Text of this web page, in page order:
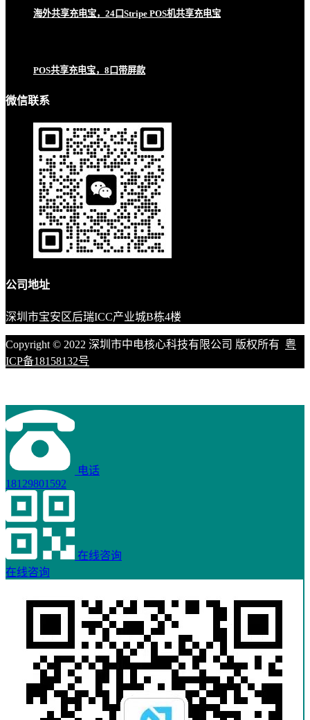
海外共享充电宝，24口Stripe POS机共享充电宝
POS共享充电宝，8口带屏款
微信联系
公司地址
深圳市宝安区后瑞ICC产业城B栋4楼
Copyright © 2022 深圳市中电核心科技有限公司 版权所有 粤
ICP备18158132号
电话
18129801592
在线咨询
在线咨询